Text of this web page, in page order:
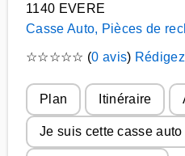
1140 EVERE
Casse Auto, Pièces de
☆☆☆☆☆ (0 avis)
Plan Itinéraire
Je suis cette casse auto